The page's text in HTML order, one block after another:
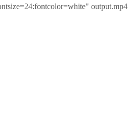
output.mp4